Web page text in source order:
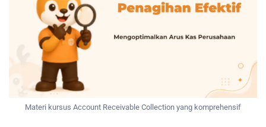
Materi kursus Account Receivable Collection yang komprehensif